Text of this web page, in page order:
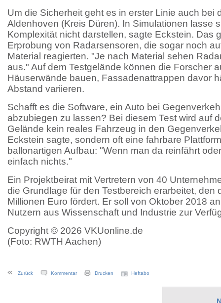
Um die Sicherheit geht es in erster Linie auch bei
Aldenhoven (Kreis Düren). In Simulationen lasse
Komplexität nicht darstellen, sagte Eckstein. Das
Erprobung von Radarsensoren, die sogar noch
Material reagierten. "Je nach Material sehen
aus." Auf dem Testgelände können die Forscher
Häuserwände bauen, Fassadenattrappen davor
Abstand variieren.
Schafft es die Software, ein Auto bei
abzubiegen zu lassen? Bei diesem Test wird auf
Gelände kein reales Fahrzeug in den
Eckstein sagte, sondern oft eine fahrbare
ballonartigen Aufbau: "Wenn man da reinfährt
einfach nichts."
Ein Projektbeirat mit Vertretern von 40
die Grundlage für den Testbereich erarbeitet, den
Millionen Euro fördert. Er soll von Oktober 2018
Nutzern aus Wissenschaft und Industrie zur
Copyright © 2026 VKUonline.de
(Foto: RWTH Aachen)
Zurück Kommentar Drucken Heftabo